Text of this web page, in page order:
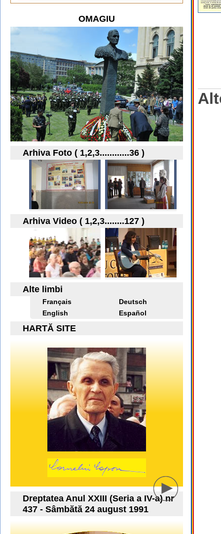
OMAGIU
Arhiva Foto ( 1,2,3............36 )
Arhiva Video ( 1,2,3........127 )
Alte limbi
Français
Deutsch
English
Español
HARTĂ SITE
Dreptatea Anul XXIII (Seria a IV-a) nr
437 - Sâmbătă 24 august 1991